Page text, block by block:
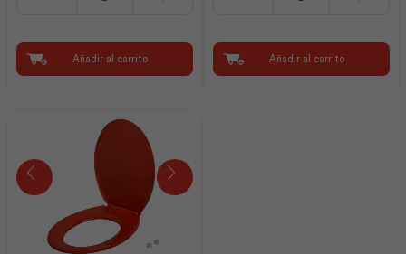
Cromo
Libby
3pz
Añadir al carrito
Blanco
F.V
Añadir al carrito